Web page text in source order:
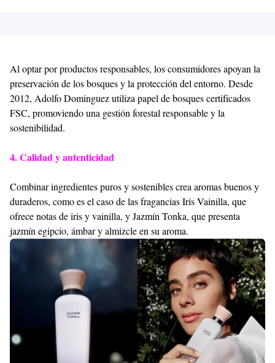
Al optar por productos responsables, los consumidores apoyan la
preservación de los bosques y la protección del entorno. Desde
2012, Adolfo Dominguez utiliza papel de bosques certificados
FSC, promoviendo una gestión forestal responsable y la
sostenibilidad.
4. Calidad y autenticidad
Combinar ingredientes puros y sostenibles crea aromas buenos y
duraderos, como es el caso de las fragancias Iris Vainilla, que
ofrece notas de iris y vainilla, y Jazmín Tonka, que presenta
jazmín egipcio, ámbar y almizcle en su aroma.